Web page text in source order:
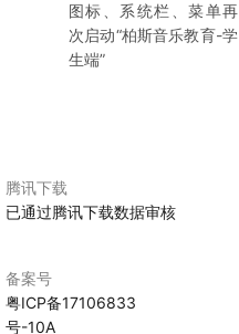
图标、系统栏、菜单再
次启动“柏斯音乐教育-学
生端”
腾讯下载
已通过腾讯下载数据审核
备案号
粤ICP备17106833
号-10A